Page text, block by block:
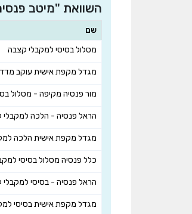
השוואת "מיטב
שם
מסלול בסיסי למקבלי קצבה
מגדל מקפת אישית עוקב
מור פנסיה מקיפה - מסלול
הראל פנסיה - הלכה למקבלי
מגדל מקפת אישית הלכה
כלל פנסיה מסלול בסיסי
הראל פנסיה - בסיסי
מגדל מקפת אישית בסיסי